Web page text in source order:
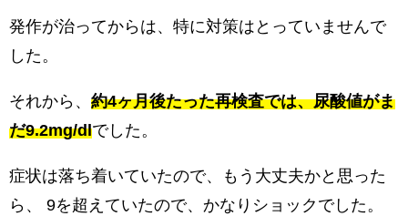
発作が治ってからは、特に対策はとっていませんで
した。
それから、 約4ヶ月後たった再検査では、尿酸値がま
だ9.2mg/dlでした。
症状は落ち着いていたので、もう大丈夫かと思った
ら、 9を超えていたので、かなりショックでした。